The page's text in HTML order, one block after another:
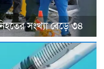
সংখ্যা বেড়ে ৩৪